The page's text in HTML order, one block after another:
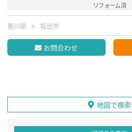
リフォーム済
香川県 坂出市
お問合わせ
地図で検索